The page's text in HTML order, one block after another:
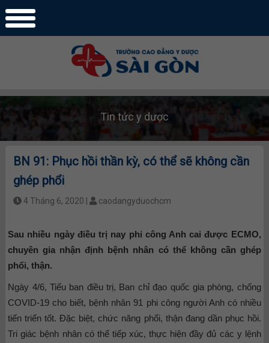
Tin tức y dược
BN 91: Phục hồi thần kỳ, có thể sẽ không cần
ghép phổi
4 Tháng 6, 2020 | caodangyduochcm
Sau nhiều ngày điều trị nay phi công Anh cai được ECMO,
chuyên gia nhận định bệnh nhân có thể không cần ghép
phổi, thận.
Ngày 4/6, Tiểu ban điều trị, Ban chỉ đạo quốc gia phòng, chống
COVID-19 cho biết, bệnh nhân 91 phi công người Anh có nhiều
tiến triển tốt. Đặc biệt, chức năng phổi, thận đang dần phục hồi.
Tri giác bệnh nhân có thể tiếp xúc, thực hiện đầy đủ các y lệnh